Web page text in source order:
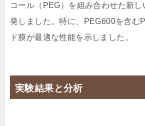
コール（PEG）を組み合わせた新し
発しました。特に、PEG600を含む
ド膜が最適な性能を示しました。
実験結果と分析